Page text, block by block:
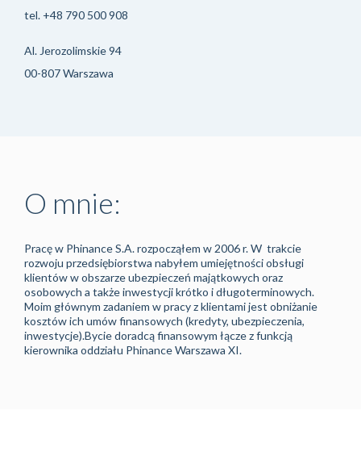
tel. +48 790 500 908
Al. Jerozolimskie 94
00-807 Warszawa
O mnie:
Pracę w Phinance S.A. rozpocząłem w 2006 r. W trakcie
rozwoju przedsiębiorstwa nabyłem umiejętności obsługi
klientów w obszarze ubezpieczeń majątkowych oraz
osobowych a także inwestycji krótko i długoterminowych.
Moim głównym zadaniem w pracy z klientami jest obniżanie
kosztów ich umów finansowych (kredyty, ubezpieczenia,
inwestycje).Bycie doradcą finansowym łącze z funkcją
kierownika oddziału Phinance Warszawa XI.